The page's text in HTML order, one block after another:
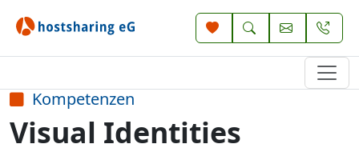
Kompetenzen
Visual Identities